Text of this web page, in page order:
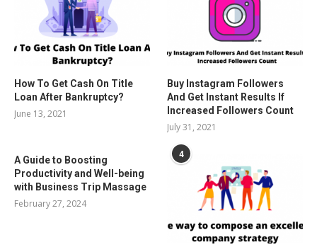
How To Get Cash On Title
Loan After Bankruptcy?
June 13, 2021
Buy Instagram Followers
And Get Instant Results If
Increased Followers Count
July 31, 2021
A Guide to Boosting
Productivity and Well-being
with Business Trip Massage
February 27, 2024
4